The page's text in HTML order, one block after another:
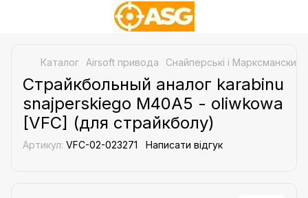
Каталог Airsoft привода Снайперські і Марксманские
Страйкбольный аналог karabinu
snajperskiego M40A5 - oliwkowa
[VFC] (для страйкболу)
Артикул: VFC-02-023271 Написати відгук